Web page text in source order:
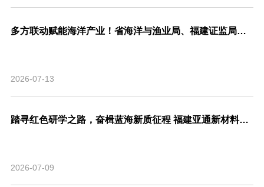
多方联动赋能海洋产业！省海洋与渔业局、福建证监局、北交所、市委金融办联合走访亚通新材料调研座谈！
2026-07-13
踏寻红色研学之路，奋楫蓝海新质征程 福建亚通新材料科技股份有限公司党支部联合福建省渔业行业协会党支部开展主题共建活动
2026-07-09